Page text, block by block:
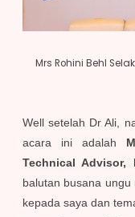
Mrs Rohini Behl
Well setelah Dr Ali,
acara ini adalah
Technical Advisor,
balutan busana
kepada saya dan